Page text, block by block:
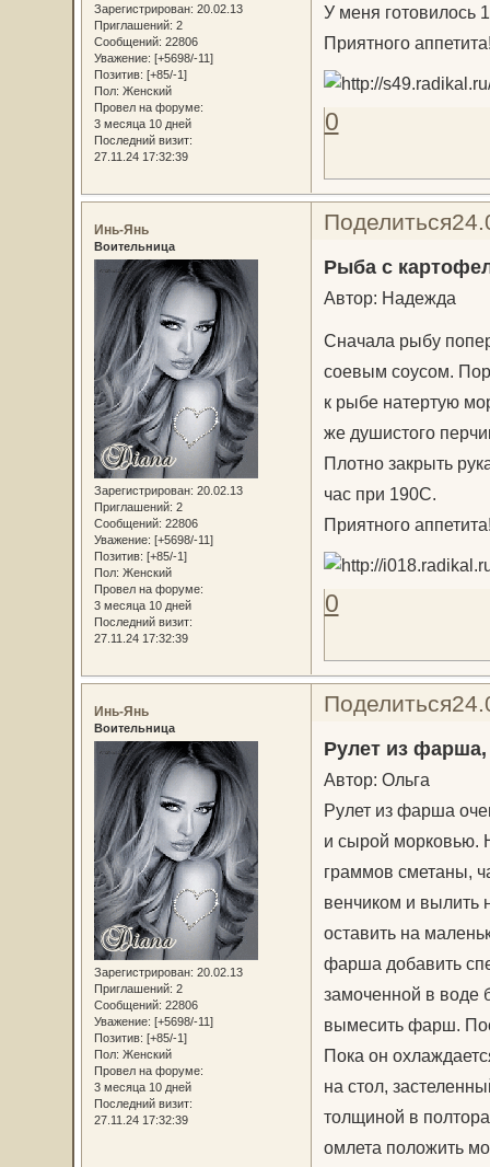
Зарегистрирован: 20.02.13
Приглашений: 2
Сообщений: 22806
Уважение: [+5698/-11]
Позитив: [+85/-1]
Пол: Женский
Провел на форуме:
3 месяца 10 дней
Последний визит:
27.11.24 17:32:39
У меня готовилось
Приятного
0
Поделиться
Инь-Янь
Воительница
Зарегистрирован: 20.02.13
Приглашений: 2
Сообщений: 22806
Уважение: [+5698/-11]
Позитив: [+85/-1]
Пол: Женский
Провел на форуме:
3 месяца 10 дней
Последний визит:
27.11.24 17:32:39
Рыба с
Автор: Надежда
Сначала рыбу
соевым соусом.
к рыбе натертую
же душистого
Плотно закрыть
час при 190С.
Приятного
0
Поделиться
Инь-Янь
Воительница
Зарегистрирован: 20.02.13
Приглашений: 2
Сообщений: 22806
Уважение: [+5698/-11]
Позитив: [+85/-1]
Пол: Женский
Провел на форуме:
3 месяца 10 дней
Последний визит:
27.11.24 17:32:39
Рулет из
Автор: Ольга
Рулет из фарша
и сырой морковью.
граммов сметаны,
венчиком и вылить
оставить на
фарша добавить
замоченной в воде
вымесить фарш.
Пока он
на стол,
толщиной в
омлета положить